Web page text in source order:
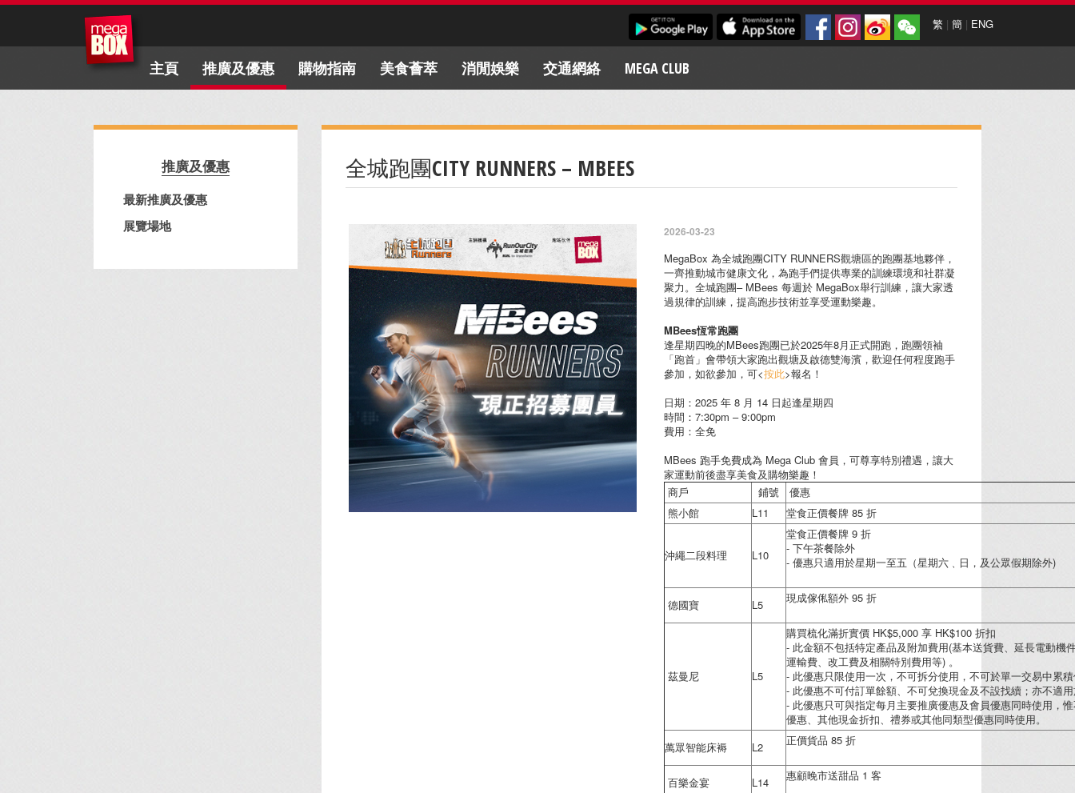
繁 | 簡 | ENG
主頁 推廣及優惠 購物指南 美食薈萃 消閒娛樂 交通網絡 MEGA CLUB
推廣及優惠
最新推廣及優惠
展覽場地
全城跑團CITY RUNNERS – MBEES
2026-03-23
MegaBox 為全城跑團CITY RUNNERS觀塘區的跑團基地夥伴，
一齊推動城市健康文化，為跑手們提供專業的訓練環境和社群凝
聚力。全城跑團– MBees 每週於 MegaBox舉行訓練，讓大家透
過規律的訓練，提高跑步技術並享受運動樂趣。
MBees恆常跑團
逢星期四晚的MBees跑團已於2025年8月正式開跑，跑團領袖
「跑首」會帶領大家跑出觀塘及啟德雙海濱，歡迎任何程度跑手
參加，如欲參加，可<按此>報名！
日期：2025 年 8 月 14 日起逢星期四
時間：7:30pm – 9:00pm
費用：全免
MBees 跑手免費成為 Mega Club 會員，可尊享特別禮遇，讓大
家運動前後盡享美食及購物樂趣！
商戶
鋪號
優惠
熊小館
L11 堂食正價餐牌 85 折
沖繩二段料理 L10
堂食正價餐牌 9 折
- 下午茶餐除外
- 優惠只適用於星期一至五（星期六﹑日，及公眾假期除外)
德國寶 L5 現成傢俬額外 95 折
茲曼尼 L5
購買梳化滿折實價 HK$5,000 享 HK$100 折扣
- 此金額不包括特定產品及附加費用(基本送貨費、延長電動機
運輸費、改工費及相關特別費用等) 。
- 此優惠只限使用一次，不可拆分使用，不可於單一交易中累
- 此優惠不可付訂單餘額、不可兌換現金及不設找續；亦不適
- 此優惠只可與指定每月主要推廣優惠及會員優惠同時使用，
優惠、其他現金折扣、禮券或其他同類型優惠同時使用。
萬眾智能床褥
L2 正價貨品 85 折
百樂金宴 L14 惠顧晚市送甜品 1 客